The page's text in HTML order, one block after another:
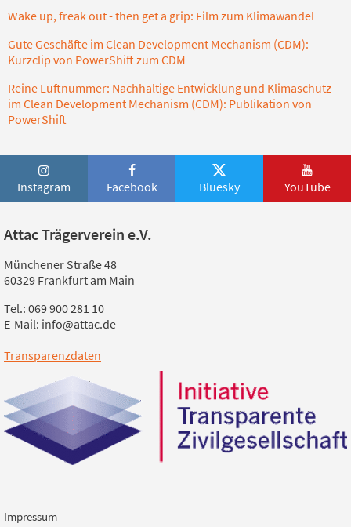
Wake up, freak out - then get a grip: Film zum Klimawandel
Gute Geschäfte im Clean Development Mechanism (CDM):
Kurzclip von PowerShift zum CDM
Reine Luftnummer: Nachhaltige Entwicklung und Klimaschutz
im Clean Development Mechanism (CDM): Publikation von
PowerShift
Instagram Facebook Bluesky YouTube
Attac Trägerverein e.V.
Münchener Straße 48
60329 Frankfurt am Main
Tel.: 069 900 281 10
E-Mail: info@attac.de
Transparenzdaten
Impressum